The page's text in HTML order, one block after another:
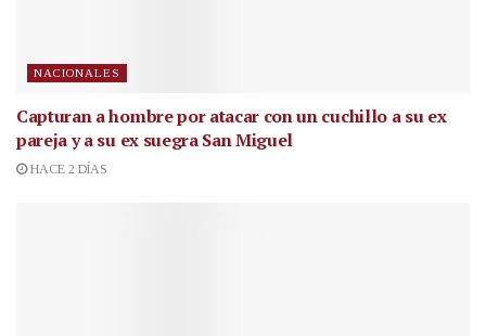
NACIONALES
Capturan a hombre por atacar con un cuchillo a su ex
pareja y a su ex suegra San Miguel
HACE 2 DÍAS